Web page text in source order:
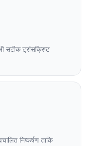
सटीक ट्रांसक्रिप्ट
निष्कर्षण ताकि